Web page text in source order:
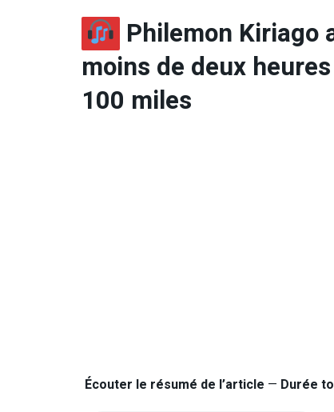
Philemon Kiriago
moins de deux
100 miles
Écouter le résumé de l’article — Durée